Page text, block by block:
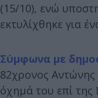
(15/10), ενώ
εκτυλίχθηκε για
Σύμφωνα με
82χρονος Αντώνης
όχημά του επί